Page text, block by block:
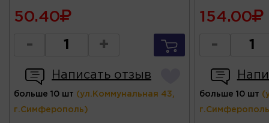
50.40
- +
Написать отзыв
больше 10 шт (ул.Коммунальная 43,
г.Симферополь)
154.00
-
больше 10 шт